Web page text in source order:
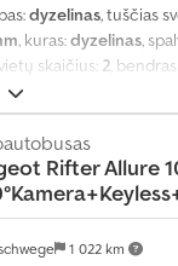
dyzelinas, tuščias
, kuras:dyzelinas,
skaičius: 2,
1 921 mm
stabilumo
žibintai,
stiprintuvas,
1 022 km
Rifter Allure